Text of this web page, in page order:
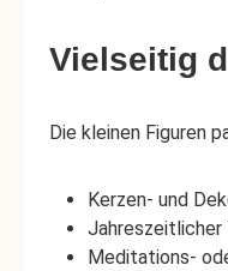
Vielseitig
Die kleinen Figuren
Kerzen- und
Meditations-